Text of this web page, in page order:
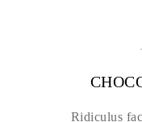
Ridiculus